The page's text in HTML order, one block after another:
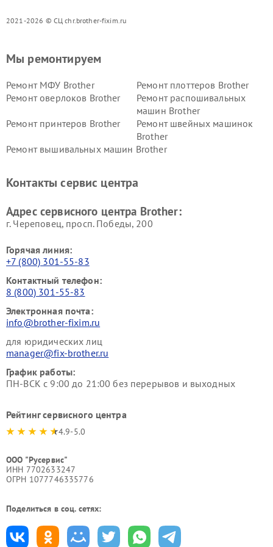
2021-2026 © СЦ chr.brother-fixim.ru
Мы ремонтируем
Ремонт МФУ Brother
Ремонт плоттеров Brother
Ремонт оверлоков Brother
Ремонт распошивальных
машин Brother
Ремонт принтеров Brother
Ремонт швейных машинок
Brother
Ремонт вышивальных машин Brother
Контакты сервис центра
Адрес сервисного центра Brother:
г. Череповец, просп. Победы, 200
Горячая линия:
+7 (800) 301-55-83
Контактный телефон:
8 (800) 301-55-83
Электронная почта:
info@brother-fixim.ru
для юридических лиц
manager@fix-brother.ru
График работы:
ПН-ВСК с 9:00 до 21:00 без перерывов и выходных
Рейтинг сервисного центра
4.9-5.0
ООО "Русервис"
ИНН 7702633247
ОГРН 1077746335776
Поделиться в соц. сетях: